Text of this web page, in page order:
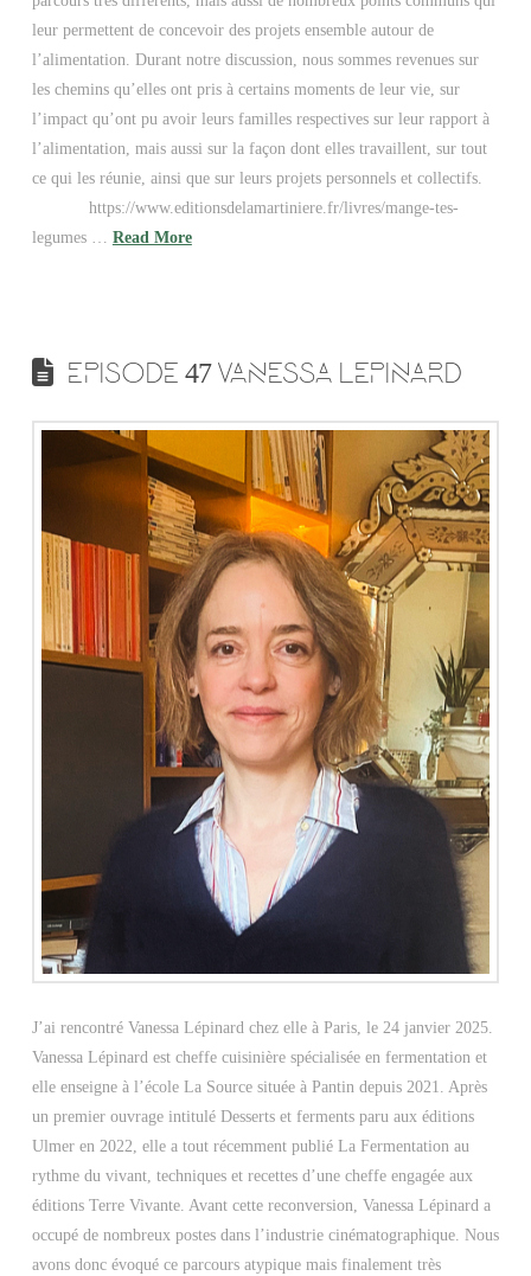
leur permettent de concevoir des projets ensemble autour de
l’alimentation. Durant notre discussion, nous sommes revenues sur
les chemins qu’elles ont pris à certains moments de leur vie, sur
l’impact qu’ont pu avoir leurs familles respectives sur leur rapport à
l’alimentation, mais aussi sur la façon dont elles travaillent, sur tout
ce qui les réunie, ainsi que sur leurs projets personnels et collectifs.
https://www.editionsdelamartiniere.fr/livres/mange-tes-
legumes … Read More
EPISODE 47 VANESSA LEPINARD
J’ai rencontré Vanessa Lépinard chez elle à Paris, le 24 janvier 2025.
Vanessa Lépinard est cheffe cuisinière spécialisée en fermentation et
elle enseigne à l’école La Source située à Pantin depuis 2021. Après
un premier ouvrage intitulé Desserts et ferments paru aux éditions
Ulmer en 2022, elle a tout récemment publié La Fermentation au
rythme du vivant, techniques et recettes d’une cheffe engagée aux
éditions Terre Vivante. Avant cette reconversion, Vanessa Lépinard a
occupé de nombreux postes dans l’industrie cinématographique. Nous
avons donc évoqué ce parcours atypique mais finalement très